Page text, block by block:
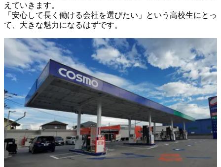
えていきます。
「安心して長く働ける会社を選びたい」という高校生にとっ
て、大きな魅力になるはずです。